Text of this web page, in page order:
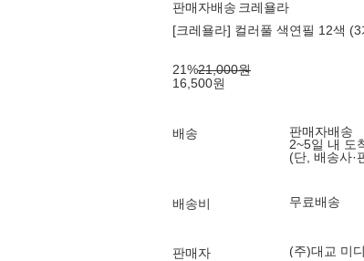
판매자배송 크레욜라
[크레욜라] 컬러풀 색연필 12색 (3
21%21,000원
16,500원
배송
판매자배송
2~5일 내 도
(단, 배송사·
배송비 무료배송
판매자 (주)대교 미